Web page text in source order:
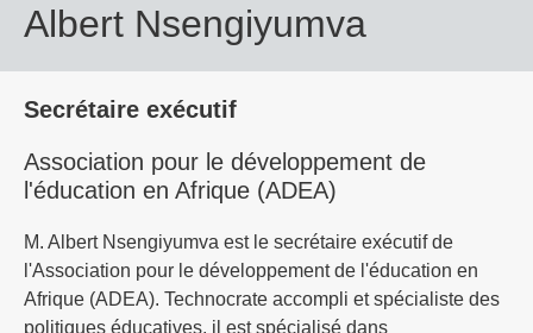
Albert Nsengiyumva
Secrétaire exécutif
Association pour le développement de
l'éducation en Afrique (ADEA)
M. Albert Nsengiyumva est le secrétaire exécutif de
l'Association pour le développement de l'éducation en
Afrique (ADEA). Technocrate accompli et spécialiste des
politiques éducatives, il est spécialisé dans